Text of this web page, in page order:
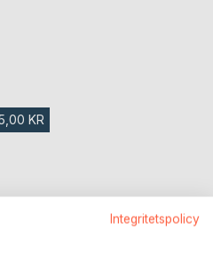
KR
Integritetspolicy